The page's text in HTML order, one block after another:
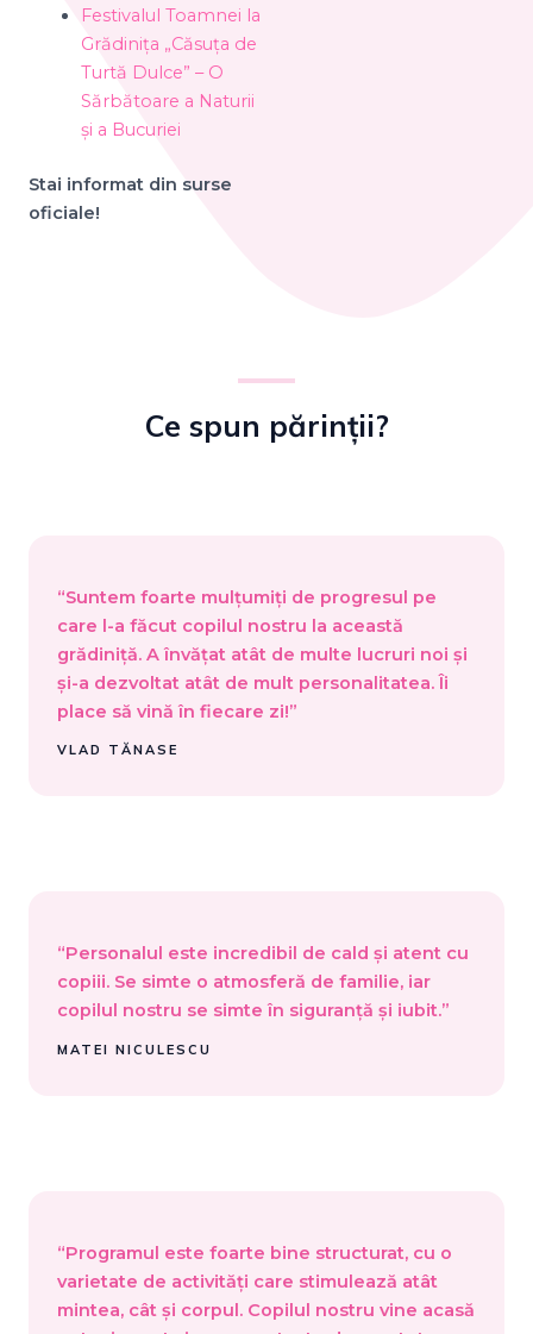
Festivalul Toamnei la
Grădinița „Căsuța de
Turtă Dulce” – O
Sărbătoare a Naturii
și a Bucuriei
Stai informat din surse
oficiale!
Ce spun părinții?
“Suntem foarte mulțumiți de progresul pe
care l-a făcut copilul nostru la această
grădiniță. A învățat atât de multe lucruri noi și
și-a dezvoltat atât de mult personalitatea. Îi
place să vină în fiecare zi!”
VLAD TĂNASE
“Personalul este incredibil de cald și atent cu
copiii. Se simte o atmosferă de familie, iar
copilul nostru se simte în siguranță și iubit.”
MATEI NICULESCU
“Programul este foarte bine structurat, cu o
varietate de activități care stimulează atât
mintea, cât și corpul. Copilul nostru vine acasă